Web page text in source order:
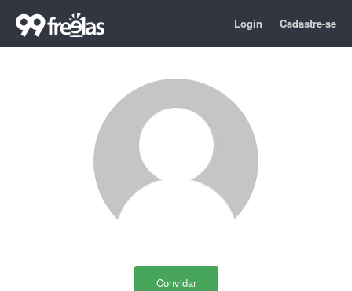
Login Cadastre-se
Convidar